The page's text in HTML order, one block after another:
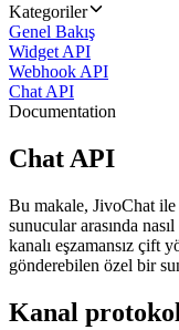
Kategoriler
Genel Bakış
Widget API
Webhook API
Chat API
Documentation
Chat API
Bu makale, JivoChat ile
sunucular arasında
kanalı eşzamansız çift
gönderebilen özel bir
Kanal